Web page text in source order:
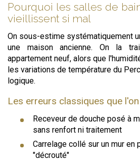
Pourquoi les salles de
vieillissent si mal
On sous-estime systématiquement
une maison ancienne. On la
appartement neuf, alors que
les variations de température du
logique.
Les erreurs classiques que
Receveur de douche posé à
sans renfort ni traitement
Carrelage collé sur un mur en
"décrouté"